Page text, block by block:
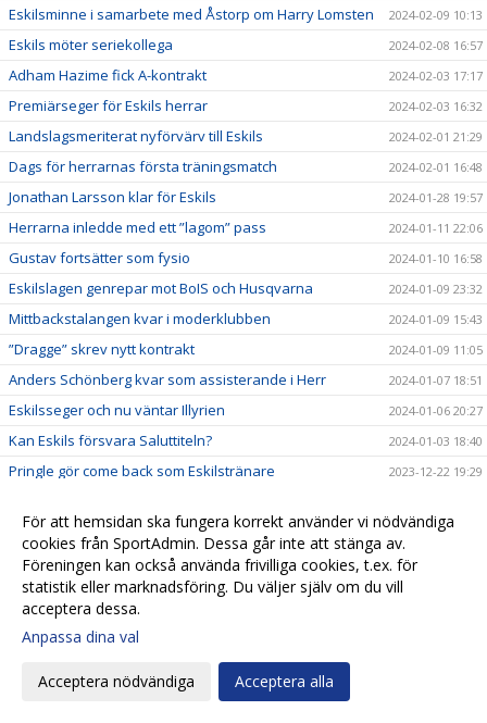
Eskilsminne i samarbete med Åstorp om Harry Lomsten 2024-02-09 10:13
Eskils möter seriekollega 2024-02-08 16:57
Adham Hazime fick A-kontrakt 2024-02-03 17:17
Premiärseger för Eskils herrar 2024-02-03 16:32
Landslagsmeriterat nyförvärv till Eskils 2024-02-01 21:29
Dags för herrarnas första träningsmatch 2024-02-01 16:48
Jonathan Larsson klar för Eskils 2024-01-28 19:57
Herrarna inledde med ett ”lagom” pass 2024-01-11 22:06
Gustav fortsätter som fysio 2024-01-10 16:58
Eskilslagen genrepar mot BoIS och Husqvarna 2024-01-09 23:32
Mittbackstalangen kvar i moderklubben 2024-01-09 15:43
”Dragge” skrev nytt kontrakt 2024-01-09 11:05
Anders Schönberg kvar som assisterande i Herr 2024-01-07 18:51
Eskilsseger och nu väntar Illyrien 2024-01-06 20:27
Kan Eskils försvara Saluttiteln? 2024-01-03 18:40
Pringle gör come back som Eskilstränare 2023-12-22 19:29
Eskilsminne IF
Endrit Ibishi skrev nytt kontrakt 2023-12-17 18:44
Rutinerad målvakt klar för Eskils 2023-12-15 17:32
Hemvändare ny målvaktstränare
Skyttekungen signerade nytt kontrakt
Fredrik Liverstam fortsätter i Eskils
Hampus Stoltz uttagen till Morgondagens stjärnor
För att hemsidan ska fungera korrekt använder vi nödvändiga
cookies från SportAdmin. Dessa går inte att stänga av.
Föreningen kan också använda frivilliga cookies, t.ex. för
statistik eller marknadsföring. Du väljer själv om du vill
acceptera dessa.
Anpassa dina val
Acceptera nödvändiga Acceptera alla